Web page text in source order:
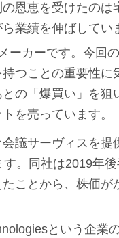
恩恵を受けたのは
業績を伸ばしてい
ーカーです。今回
つことの重要性に
の「爆買い」を狙
を売っています。
議サーヴィスを提
。同社は2019年後
ことから、株価が
という企業